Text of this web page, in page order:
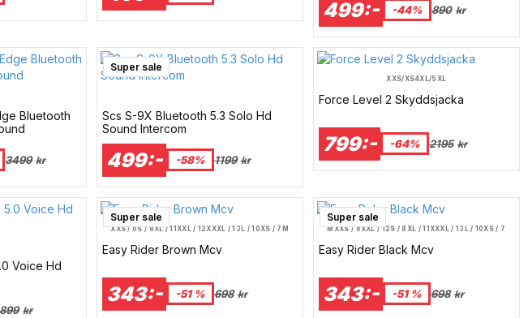
499:- -44% 890 kr
Bluetooth
3499 kr
Super sale
Scs S-9X Bluetooth 5.3 Solo Hd
Sound Intercom
499:- -58% 1199 kr
XXS/XS4XL/5XL
Force Level 2 Skyddsjacka
799:- -64% 2195 kr
Voice Hd
kr
Super sale
XXS / 6S / 8XL / 11 XXL / 12 XXXL / 13 L / 10 XS / 7 M
Easy Rider Brown Mcv
343:- -51 % 698 kr
Super sale
MXXS / 6XXL / 12 S / 8 XL / 11 XXXL / 13 L / 10 XS / 7
Easy Rider Black Mcv
343:- -51 % 698 kr